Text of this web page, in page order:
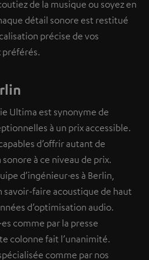
de la musique ou soyez en
détail sonore est restitué
précise de vos
préférés.
Ultima est synonyme de
à un prix accessible.
d’offrir autant de
à ce niveau de prix.
d’ingénieur·es à Berlin,
savoir-faire acoustique de haut
d’optimisation audio.
comme par la presse
colonne fait l’unanimité.
comme par nos